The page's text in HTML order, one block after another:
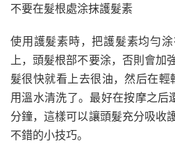
不要在髮根處涂抹護髮素
使用護髮素時，把護髮素均勻
上，頭髮根部不要涂，否則會加
髮很快就看上去很油，然后在
用溫水清洗了。最好在按摩之后
分鐘，這樣可以讓頭髮充分吸收
不錯的小技巧。